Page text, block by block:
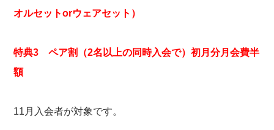
オルセットorウェアセット）
特典3 ペア割（2名以上の同時入会で）初月分月会費半
額
11月入会者が対象です。